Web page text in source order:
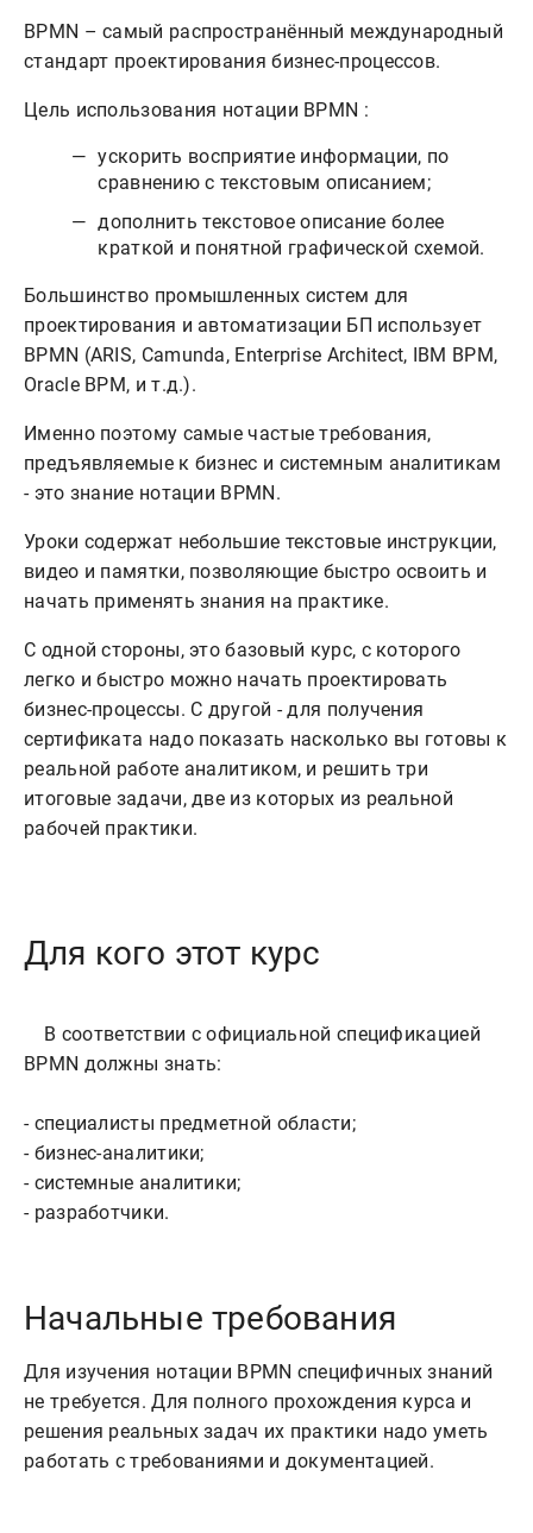
BPMN – самый распространённый международный
стандарт проектирования бизнес-процессов.
Цель использования нотации BPMN :
ускорить восприятие информации, по
сравнению с текстовым описанием;
дополнить текстовое описание более
краткой и понятной графической схемой.
Большинство промышленных систем для
проектирования и автоматизации БП использует
BPMN (ARIS, Camunda, Enterprise Architect, IBM BPM,
Oracle BPM, и т.д.).
Именно поэтому самые частые требования,
предъявляемые к бизнес и системным аналитикам
- это знание нотации BPMN.
Уроки содержат небольшие текстовые инструкции,
видео и памятки, позволяющие быстро освоить и
начать применять знания на практике.
С одной стороны, это базовый курс, с которого
легко и быстро можно начать проектировать
бизнес-процессы. С другой - для получения
сертификата надо показать насколько вы готовы к
реальной работе аналитиком, и решить три
итоговые задачи, две из которых из реальной
рабочей практики.
Для кого этот курс
BPMN должны знать:
- специалисты предметной области;
- бизнес-аналитики;
- системные аналитики;
Начальные требования
Для изучения нотации BPMN специфичных знаний
не требуется. Для полного прохождения курса и
решения реальных задач их практики надо уметь
работать с требованиями и документацией.